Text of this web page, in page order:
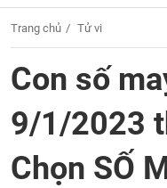
Trang chủ Tử vi
Con số
9/1/2023
Chọn SỐ